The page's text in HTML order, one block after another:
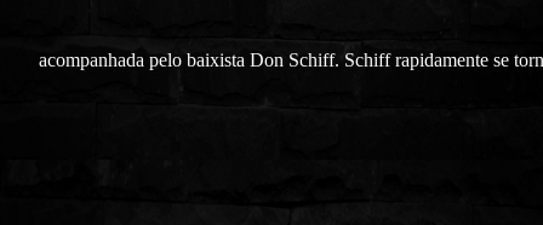
acompanhada pelo baixista Don Schiff. Schiff rapidamente se